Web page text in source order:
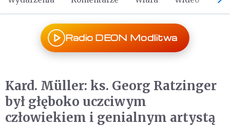
Radio DEON Modlitwa
Kard. Müller: ks. Georg Ratzinger
był głęboko uczciwym
człowiekiem i genialnym artystą